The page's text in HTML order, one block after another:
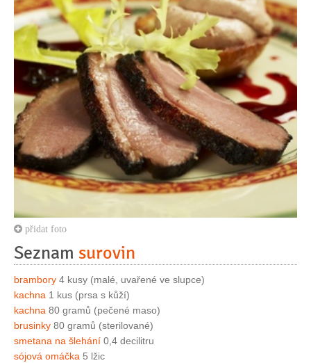
přidat foto
Seznam surovin
brambory 4 kusy (malé, uvařené ve slupce)
kachna 1 kus (prsa s kůží)
kachna 80 gramů (pečené maso)
brusinky 80 gramů (sterilované)
smetana na šlehání 0,4 decilitru
sójová omáčka 5 lžic